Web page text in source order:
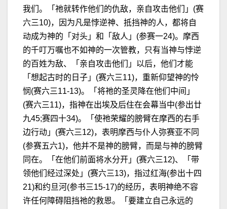
我们。「祂就转作他们的仇敌，亲自攻击他们」(赛
六三10)，因为凡是悖逆神、抵挡神的人，都将自
动成为神的「对头」和「敌人」(参赛一24)。摩西
的千叮万嘱也不如神的一次管教，只有当神与悖逆
的百姓为敌、「亲自攻击他们」以后，他们才能
「想起古时的日子」(赛六三11)，重新仰望神的怜
悯(赛六三11-13)。「将祂的圣灵降在他们中间」
(赛六三11)，指神在出埃及后住在会幕当中(参出廿
九45;赛四十34)。「使祂荣耀的膀臂在摩西的右手
边行动」(赛六三12)，表明摩西与仆人弥赛亚不同
(参赛五六1)，他并不是神的膀臂，而是与神的膀臂
同在。「在他们前面将水分开」(赛六三12)、「带
领他们经过深处」(赛六三13)，指过红海(参出十四
21)和约旦河(参书三15-17)的经历，表明神绝不容
许任何障碍阻挡祂的救恩。「要建立自己永远的